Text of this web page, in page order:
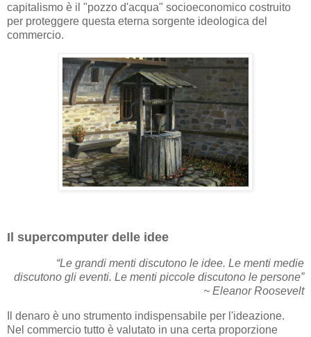
capitalismo è il "pozzo d'acqua" socioeconomico costruito
per proteggere questa eterna sorgente ideologica del
commercio.
Il supercomputer delle idee
“Le grandi menti discutono le idee. Le menti medie
discutono gli eventi. Le menti piccole discutono le persone”
~ Eleanor Roosevelt
Il denaro è uno strumento indispensabile per l'ideazione.
Nel commercio tutto è valutato in una certa proporzione